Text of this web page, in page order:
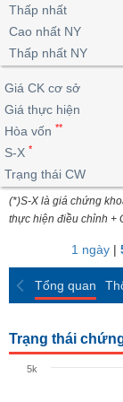
lỗ
dịch
nội
Niên
giám
Tài
liệu
cổ
Định
giá
ngoài
doanh
Top
cổ
phiếu
ngành
giao
dịch
dịch
Chứng
quyền
quan
Thống
giao
dịch
Thống
giao
dịch
Tin
tức
Phân
tích
kỹ
thuật
trực
tuyến
Bộ
lọc
cổ
So
sánh
Báo
cáo
Vĩ
mô
lai
Chứng
quyền
Trái
phiếu
IR
Awards
tạo
Dịch
vụ
Thấp nhất
Cao nhất NY
Thấp nhất NY
Giá CK cơ sở
Giá thực hiện
Hòa vốn **
S-X *
Trạng thái CW
(*)S-X là giá chứng
thực hiện điều chỉnh +
1 ngày|
Tổng quan
Trạng thái
5k
BẤT
ĐỘNG
SẢN
TÀI
CHÍNH
HÀNG
KINH